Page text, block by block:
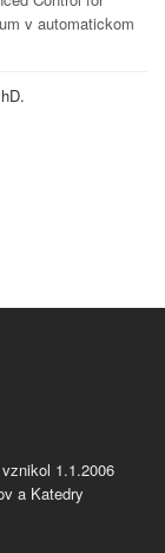
v automatickom
1.1.2006
a Katedry